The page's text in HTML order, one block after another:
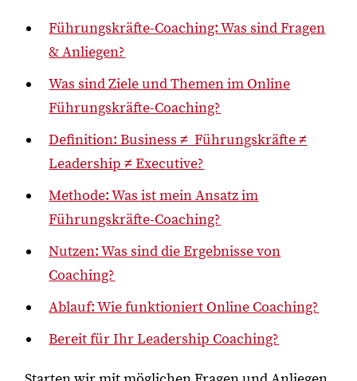
Führungskräfte-Coaching: Was sind Fragen
& Anliegen?
Was sind Ziele und Themen im Online
Führungskräfte-Coaching?
Definition: Business≠ Führungskräfte≠
Leadership≠Executive?
Methode: Was ist mein Ansatz im
Führungskräfte-Coaching?
Nutzen: Was sind die Ergebnisse von
Coaching?
Ablauf: Wie funktioniert Online Coaching?
Bereit für Ihr Leadership Coaching?